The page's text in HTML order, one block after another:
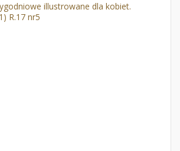
illustrowane dla kobiet.
R.17 nr5